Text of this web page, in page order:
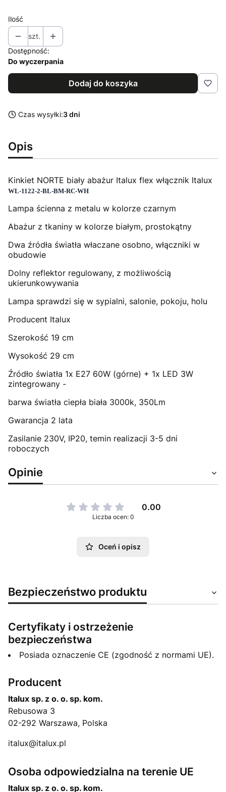
Ilość
szt.
Dostępność:
Do wyczerpania
Dodaj do koszyka
Czas wysyłki:3 dni
Opis
Kinkiet NORTE biały abażur Italux flex włącznik Italux
WL-1122-2-BL-BM-RC-WH
Lampa ścienna z metalu w kolorze czarnym
Abażur z tkaniny w kolorze białym, prostokątny
Dwa źródła światła właczane osobno, włączniki w
obudowie
Dolny reflektor regulowany, z możliwością
ukierunkowywania
Lampa sprawdzi się w sypialni, salonie, pokoju, holu
Producent Italux
Szerokość 19 cm
Wysokość 29 cm
Źródło światła 1x E27 60W (górne) + 1x LED 3W
zintegrowany -
barwa światła ciepła biała 3000k, 350Lm
Gwarancja 2 lata
Zasilanie 230V, IP20, temin realizacji 3-5 dni
roboczych
Opinie
0.00
Liczba ocen: 0
Oceń i opisz
Bezpieczeństwo produktu
Certyfikaty i ostrzeżenie
bezpieczeństwa
Posiada oznaczenie CE (zgodność z normami UE).
Producent
Italux sp. z o. o. sp. kom.
Rebusowa 3
02-292 Warszawa, Polska
italux@italux.pl
Osoba odpowiedzialna na terenie UE
Italux sp. z o. o. sp. kom.